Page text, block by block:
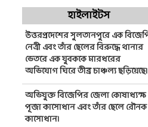
হাইলাইটস
উত্তরপ্রদেশের সুলতানপুরে এক
নেত্রী এবং তাঁর ছেলের বিরুদ্ধে থানার
ভেতরে এক যুবককে মারধরের
অভিযোগ ঘিরে তীব্র চাঞ্চল্য ছড়িয়েছে।
অভিযুক্ত বিজেপির জেলা কোষাধ্যক্ষ
পূজা কাসোধান এবং তাঁর ছেলে রৌনক
কাসোধান।